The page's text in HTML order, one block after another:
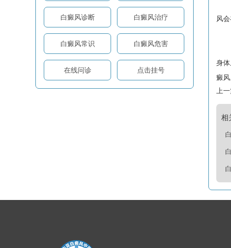
白癜风诊断 白癜风治疗
白癜风常识 白癜风危害
在线问诊 点击挂号
风
身
癜风
上
相